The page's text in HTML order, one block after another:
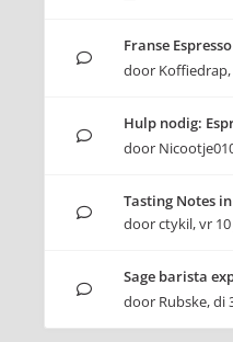
Franse Espresso
door Koffiedrap,
Hulp nodig:
door
Tasting Notes
doorctykil,vr
Sage barista
door Rubske,di